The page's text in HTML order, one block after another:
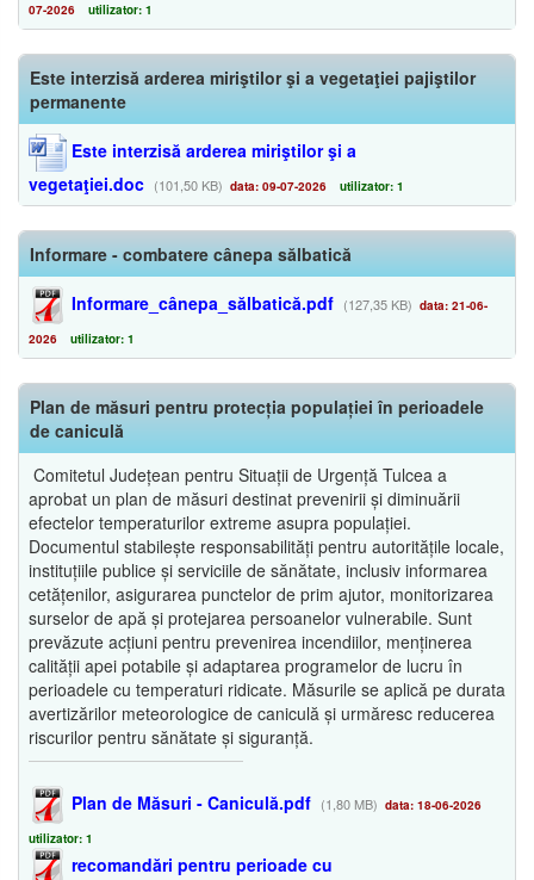
07-2026 utilizator: 1
Este interzisă arderea miriştilor şi a vegetaţiei pajiştilor
permanente
Este interzisă arderea miriştilor şi a
vegetaţiei.doc (101,50 KB) data: 09-07-2026 utilizator: 1
Informare - combatere cânepa sălbatică
Informare_cânepa_sălbatică.pdf (127,35 KB) data: 21-06-
2026 utilizator: 1
Plan de măsuri pentru protecția populației în perioadele
de caniculă
Comitetul Județean pentru Situații de Urgență Tulcea a
aprobat un plan de măsuri destinat prevenirii și diminuării
efectelor temperaturilor extreme asupra populației.
Documentul stabilește responsabilități pentru autoritățile locale,
instituțiile publice și serviciile de sănătate, inclusiv informarea
cetățenilor, asigurarea punctelor de prim ajutor, monitorizarea
surselor de apă și protejarea persoanelor vulnerabile. Sunt
prevăzute acțiuni pentru prevenirea incendiilor, menținerea
calității apei potabile și adaptarea programelor de lucru în
perioadele cu temperaturi ridicate. Măsurile se aplică pe durata
avertizărilor meteorologice de caniculă și urmăresc reducerea
riscurilor pentru sănătate și siguranță.
Plan de Măsuri - Caniculă.pdf (1,80 MB) data: 18-06-2026
utilizator: 1
recomandări pentru perioade cu